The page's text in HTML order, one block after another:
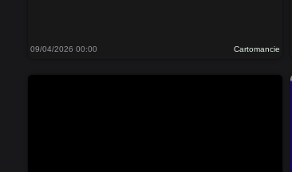
09/04/2026 00:00 Cartomancie